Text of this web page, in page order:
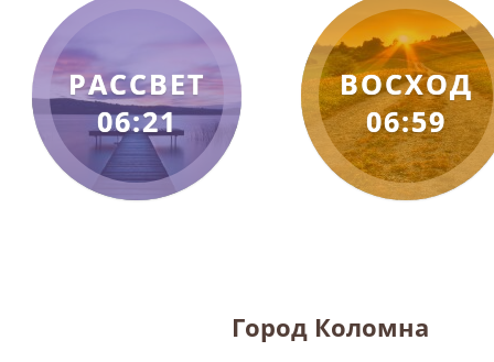
РАССВЕТ
06:21
ВОСХОД
06:59
Город Коломна